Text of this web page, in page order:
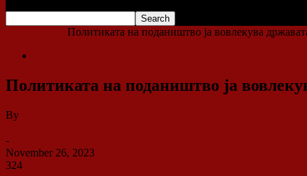
Политиката на подаништво ја вовлекува
Политиката на подаништво ја
By
-
November 26, 2023
324